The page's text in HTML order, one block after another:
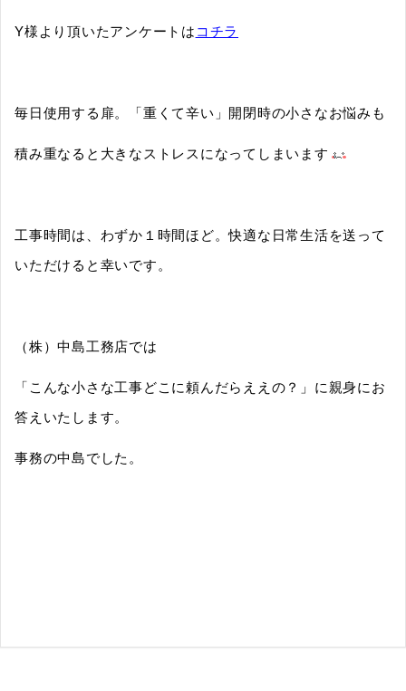
Y様より頂いたアンケートは コチラ
毎日使用する扉。「重くて辛い」開閉時の小さなお悩みも
積み重なると大きなストレスになってしまいます
工事時間は、わずか１時間ほど。快適な日常生活を送って
いただけると幸いです。
（株）中島工務店では
「こんな小さな工事どこに頼んだらええの？」に親身にお
答えいたします。
事務の中島でした。